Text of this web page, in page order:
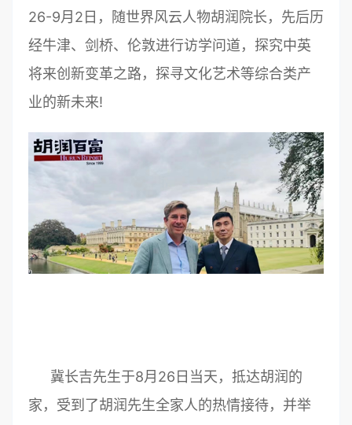
26-9月2日，随世界风云人物胡润院长，先后历
经牛津、剑桥、伦敦进行访学问道，探究中英
将来创新变革之路，探寻文化艺术等综合类产
业的新未来!
冀长吉先生于8月26日当天，抵达胡润的
家，受到了胡润先生全家人的热情接待，并举